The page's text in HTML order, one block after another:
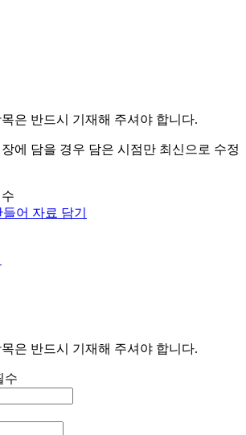
은 반드시 기재해 주셔야 합니다.
에 담을 경우 담은 시점만 최신으로 수정
어 자료 담기
은 반드시 기재해 주셔야 합니다.